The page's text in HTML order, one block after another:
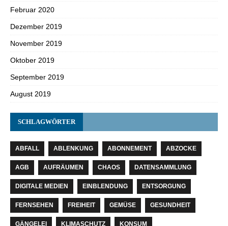
Februar 2020
Dezember 2019
November 2019
Oktober 2019
September 2019
August 2019
SCHLAGWÖRTER
ABFALL ABLENKUNG ABONNEMENT ABZOCKE
AGB AUFRÄUMEN CHAOS DATENSAMMLUNG
DIGITALE MEDIEN EINBLENDUNG ENTSORGUNG
FERNSEHEN FREIHEIT GEMÜSE GESUNDHEIT
GÄNGELEI KLIMASCHUTZ KONSUM